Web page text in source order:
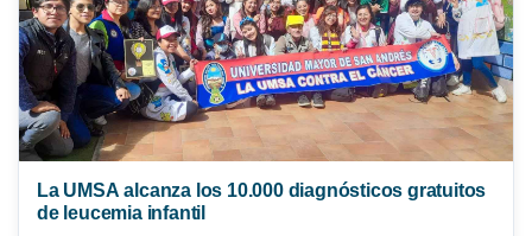
La UMSA alcanza los 10.000 diagnósticos gratuitos
de leucemia infantil